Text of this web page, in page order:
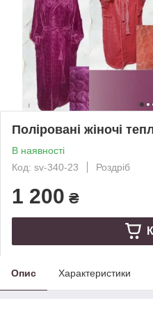
Поліровані жіночі
В наявності
Код: sv-340-23
Роздріб
1 200 ₴
Опис Характеристики